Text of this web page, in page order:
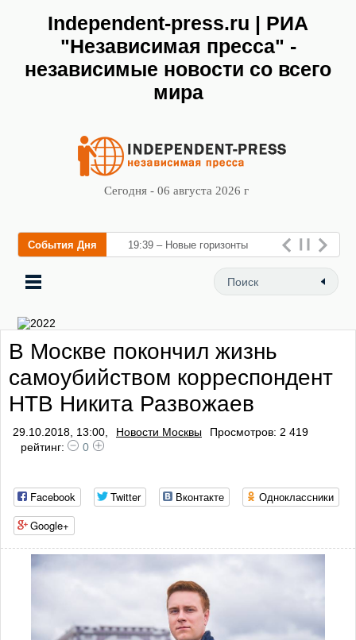
Independent-press.ru | РИА
"Независимая пресса" -
независимые новости со всего
мира
Сегодня - 06 августа 2026 г
События Дня 19:39 – Новые горизонты
флебологии: в Москве
открылся «Городской центр
В Москве покончил жизнь
самоубийством корреспондент
НТВ Никита Развожаев
29.10.2018, 13:00, Новости Москвы
Просмотров: 2 419
рейтинг:
0
Facebook Twitter Вконтакте
Одноклассники
Google+